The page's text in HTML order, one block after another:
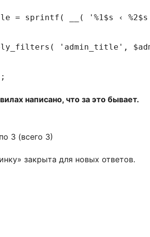
'admin_title',
написано, что за это бывает.
3 (всего 3)
закрыта для новых ответов.